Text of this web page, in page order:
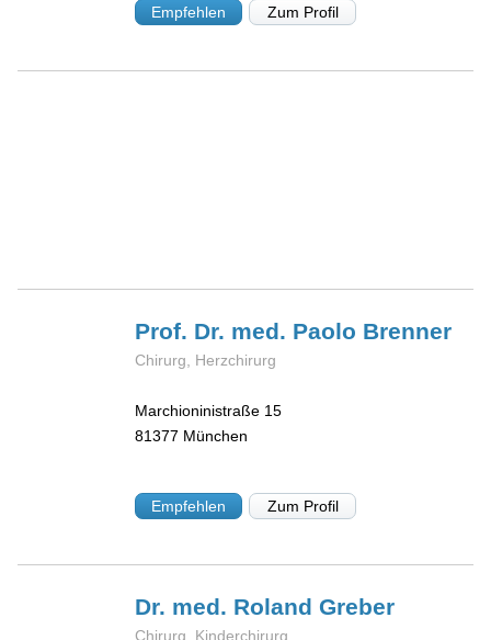
Empfehlen Zum Profil
Prof. Dr. med. Paolo Brenner
Chirurg, Herzchirurg
Marchioninistraße 15
81377 München
Empfehlen Zum Profil
Dr. med. RolandGreber
Chirurg, Kinderchirurg